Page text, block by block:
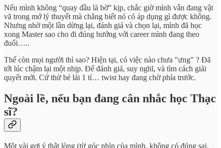
Nếu mình không “quay đầu là bờ” kịp, chắc giờ mình vẫn đang vật
vã trong mớ lý thuyết mà chẳng biết nó có áp dụng gì được không.
Nhưng nhờ một lần dừng lại, đánh giá và chọn lại, mình đã học
xong Master sao cho đi đúng hướng với career mình đang theo
đuổi…..
Thế còn mọi người thì sao? Hiện tại, có việc nào chưa "ưng" ? Đã
tới lúc chậm lại một nhịp. Để đánh giá, suy nghĩ, và tìm cách giải
quyết mới. Cứ thử bẻ lái 1 tí… twist hay đang chờ phía trước.
Ngoài lề, nếu bạn đang cân nhắc học Thạc
sĩ?
Một vài gợi ý thật lòng (từ góc nhìn của mình, không có đúng sai,